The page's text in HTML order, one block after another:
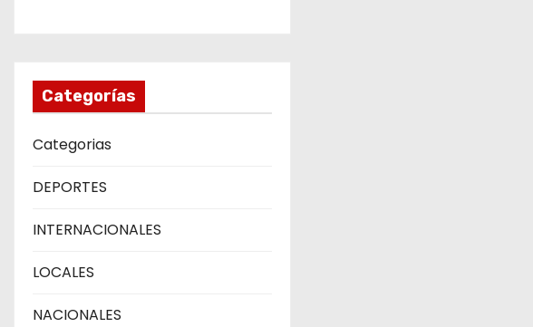
Categorías
Categorias
DEPORTES
INTERNACIONALES
LOCALES
NACIONALES